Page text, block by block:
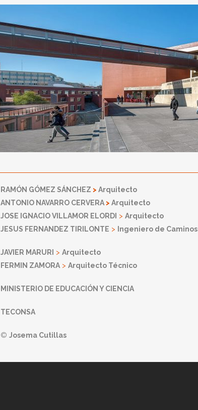
RAMÓN GÓMEZ SÁNCHEZ > Arquitecto
ANTONIO NAVARRO CERVERA> Arquitecto
JOSE IGNACIO VILLAMOR ELORDI > Arquitecto
JESUS FERNANDEZ TIRILONTE > Ingeniero de Caminos
JAVIER MARURI > Arquitecto
FERMIN ZAMORA> Arquitecto Técnico
MINISTERIO DE EDUCACIÓN Y CIENCIA
TECONSA
© Josema Cutillas